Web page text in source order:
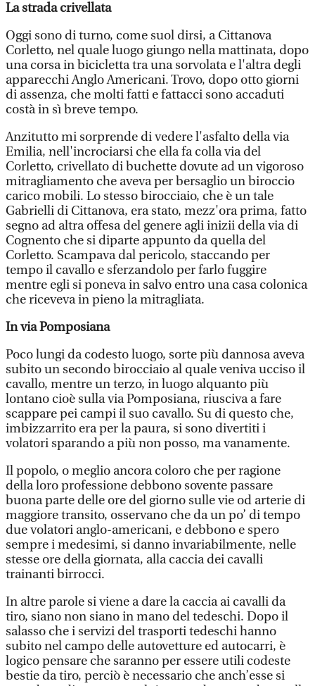
La strada crivellata
Oggi sono di turno, come suol dirsi, a Cittanova
Corletto, nel quale luogo giungo nella mattinata, dopo
una corsa in bicicletta tra una sorvolata e l'altra degli
apparecchi Anglo Americani. Trovo, dopo otto giorni
di assenza, che molti fatti e fattacci sono accaduti
costà in sì breve tempo.
Anzitutto mi sorprende di vedere l'asfalto della via
Emilia, nell'incrociarsi che ella fa colla via del
Corletto, crivellato di buchette dovute ad un vigoroso
mitragliamento che aveva per bersaglio un biroccio
carico mobili. Lo stesso birocciaio, che è un tale
Gabrielli di Cittanova, era stato, mezz'ora prima, fatto
segno ad altra offesa del genere agli inizii della via di
Cognento che si diparte appunto da quella del
Corletto. Scampava dal pericolo, staccando per
tempo il cavallo e sferzandolo per farlo fuggire
mentre egli si poneva in salvo entro una casa colonica
che riceveva in pieno la mitragliata.
In via Pomposiana
Poco lungi da codesto luogo, sorte più dannosa aveva
subito un secondo birocciaio al quale veniva ucciso il
cavallo, mentre un terzo, in luogo alquanto più
lontano cioè sulla via Pomposiana, riusciva a fare
scappare pei campi il suo cavallo. Su di questo che,
imbizzarrito era per la paura, si sono divertiti i
volatori sparando a più non posso, ma vanamente.
Il popolo, o meglio ancora coloro che per ragione
della loro professione debbono sovente passare
buona parte delle ore del giorno sulle vie od arterie di
maggiore transito, osservano che da un po’ di tempo
due volatori anglo-americani, e debbono e spero
sempre i medesimi, si danno invariabilmente, nelle
stesse ore della giornata, alla caccia dei cavalli
trainanti birrocci.
In altre parole si viene a dare la caccia ai cavalli da
tiro, siano non siano in mano del tedeschi. Dopo il
salasso che i servizi del trasporti tedeschi hanno
subito nel campo delle autovetture ed autocarri, è
logico pensare che saranno per essere utili codeste
bestie da tiro, perciò è necessario che anch’esse si